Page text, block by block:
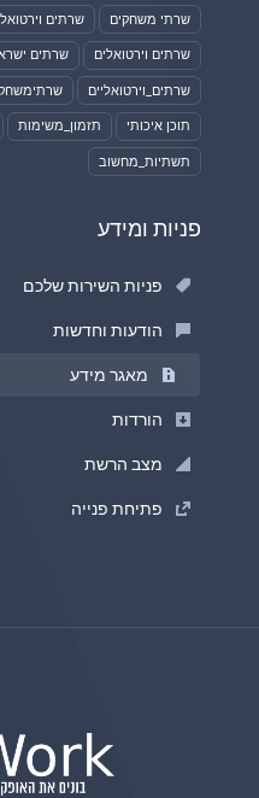
שרתי משחקים שרתים
שרתים וירטואלים שרתים
שרתים_וירטואליים
תוכן איכותי תזמון_משימות
תשתיות_מחשוב
פניות ומידע
פניות השירות שלכם
הודעות וחדשות
מאגר מידע
הורדות
מצב הרשת
פתיחת פנייה